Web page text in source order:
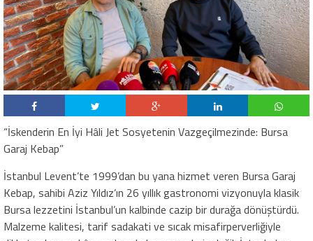
“İskenderin En İyi Hâli Jet Sosyetenin Vazgeçilmezinde: Bursa
Garaj Kebap”
İstanbul Levent’te 1999’dan bu yana hizmet veren Bursa Garaj
Kebap, sahibi Aziz Yıldız’ın 26 yıllık gastronomi vizyonuyla klasik
Bursa lezzetini İstanbul’un kalbinde cazip bir durağa dönüştürdü.
Malzeme kalitesi, tarif sadakati ve sıcak misafirperverliğiyle